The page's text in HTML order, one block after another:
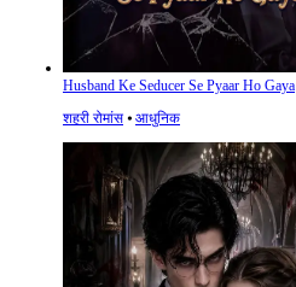
Husband Ke Seducer Se Pyaar Ho Gaya
शहरी रोमांस ⦁ आधुनिक